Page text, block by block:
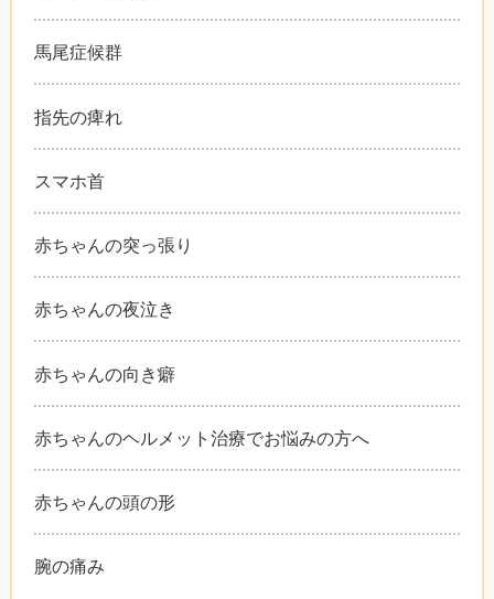
馬尾症候群
指先の痺れ
スマホ首
赤ちゃんの突っ張り
赤ちゃんの夜泣き
赤ちゃんの向き癖
赤ちゃんのヘルメット治療でお悩みの方へ
赤ちゃんの頭の形
腕の痛み